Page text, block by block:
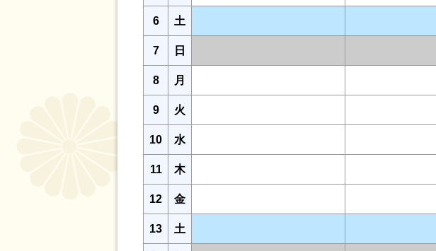
6 土
7 日
8 月
9 火
10 水
11 木
12 金
13 土